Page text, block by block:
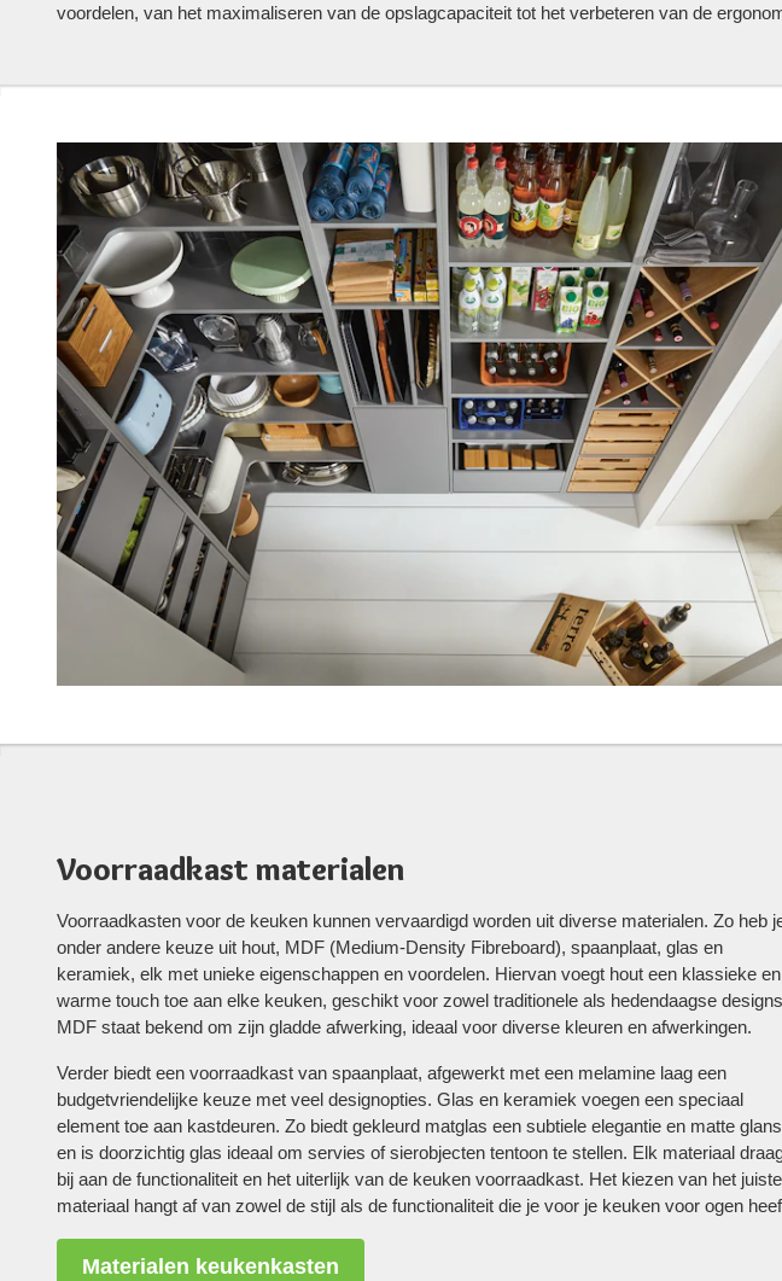
voordelen, van het maximaliseren van de opslagcapaciteit tot het verbeteren van de
Voorraadkast materialen
Voorraadkasten voor de keuken kunnen vervaardigd worden uit diverse materialen. Zo heb
onder andere keuze uit hout, MDF (Medium-Density Fibreboard), spaanplaat, glas en
keramiek, elk met unieke eigenschappen en voordelen. Hiervan voegt hout een klassieke en
warme touch toe aan elke keuken, geschikt voor zowel traditionele als hedendaagse
MDF staat bekend om zijn gladde afwerking, ideaal voor diverse kleuren en afwerkingen.
Verder biedt een voorraadkast van spaanplaat, afgewerkt met een melamine laag een
budgetvriendelijke keuze met veel designopties. Glas en keramiek voegen een speciaal
element toe aan kastdeuren. Zo biedt gekleurd matglas een subtiele elegantie en matte
en is doorzichtig glas ideaal om servies of sierobjecten tentoon te stellen. Elk materiaal
bij aan de functionaliteit en het uiterlijk van de keuken voorraadkast. Het kiezen van het juiste
materiaal hangt af van zowel de stijl als de functionaliteit die je voor je keuken voor ogen
Materialen keukenkasten